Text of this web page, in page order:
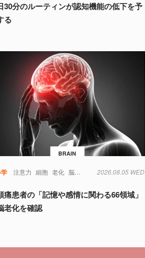
30分のルーティンが認知機能の低下を予
る
BRAIN
注意力 細胞 老化 脳 記憶 認知
2026.08.05 WED
痛患者の「記憶や感情に関わる66領域」
老化を確認